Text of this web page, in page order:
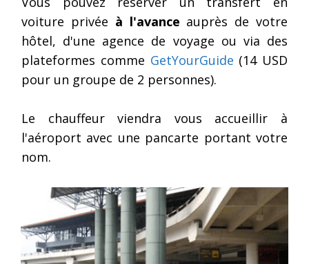
voiture privée à l'avance auprès de votre
hôtel, d'une agence de voyage ou via des
plateformes comme GetYourGuide (14 USD
pour un groupe de 2 personnes).
Le chauffeur viendra vous accueillir à
l'aéroport avec une pancarte portant votre
nom.